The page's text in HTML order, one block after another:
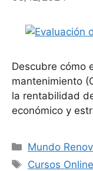
Descubre cómo
mantenimiento
la rentabilidad
económico y
Categorías
Mundo
Etiquetas
Cursos Online